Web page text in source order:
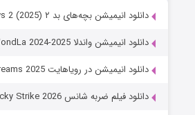
دانلود انیمیشن بچه‌های بد ۲ The Bad Guys 2 (2025)
دانلود انیمیشن واندلا WondLa 2024-2025
دانلود انیمیشن در رویاهایت In Your Dreams 2025
دانلود فیلم ضربه شانس Lucky Strike 2026